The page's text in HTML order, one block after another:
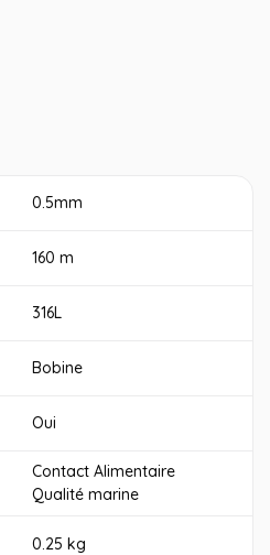
0.5mm
160 m
316L
Bobine
Oui
Contact Alimentaire
Qualité marine
0.25 kg